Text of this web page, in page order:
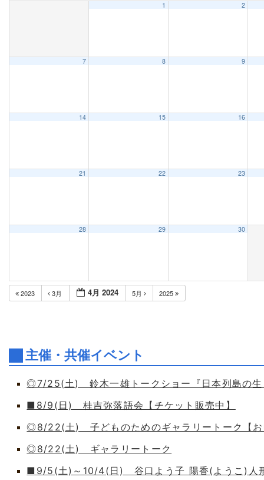
1 2
7 8 9
14 15 16
21 22 23
28 29 30
2023 3月 4月 2024 5月 2025
主催・共催イベント
◎7/25(土) 鈴木一雄トークショー『日本列島の生
■8/9(日) 桂吉弥落語会【チケット販売中】
◎8/22(土) 子どものためのギャラリートーク【お
◎8/22(土) ギャラリートーク
■9/5(土)～10/4(日) 谷口よう子 陽香(ようこ)人